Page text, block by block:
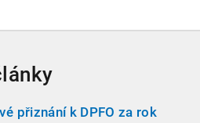
přiznání k DPFO za rok